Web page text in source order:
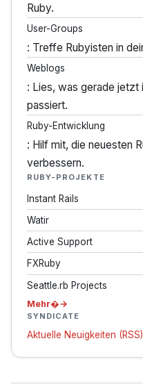
Ruby.
User-Groups
: Treffe Rubyisten in
Weblogs
: Lies, was gerade jetzt
passiert.
Ruby-Entwicklung
: Hilf mit, die neuesten
verbessern.
RUBY-PROJEKTE
Instant Rails
Watir
Active Support
FXRuby
Seattle.rb Projects
Mehr�
SYNDICATE
Aktuelle Neuigkeiten (RSS)